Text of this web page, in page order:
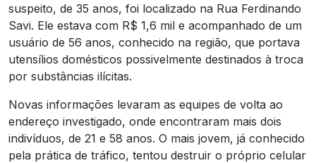
suspeito, de 35 anos, foi localizado na Rua Ferdinando
Savi. Ele estava com R$ 1,6 mil e acompanhado de um
usuário de 56 anos, conhecido na região, que portava
utensílios domésticos possivelmente destinados à troca
por substâncias ilícitas.
Novas informações levaram as equipes de volta ao
endereço investigado, onde encontraram mais dois
indivíduos, de 21 e 58 anos. O mais jovem, já conhecido
pela prática de tráfico, tentou destruir o próprio celular